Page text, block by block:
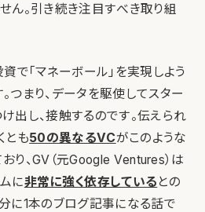
ん。引き続き注目すべき取り組
で「マネーボール」を実現しよう
つまり、データを駆使してスター
出し、接触するのです。伝えられ
とも50の異なるVCがこのような
り、GV（元Google Ventures）は
に非常に強く依存している との
に1本のブログ記事になる話で